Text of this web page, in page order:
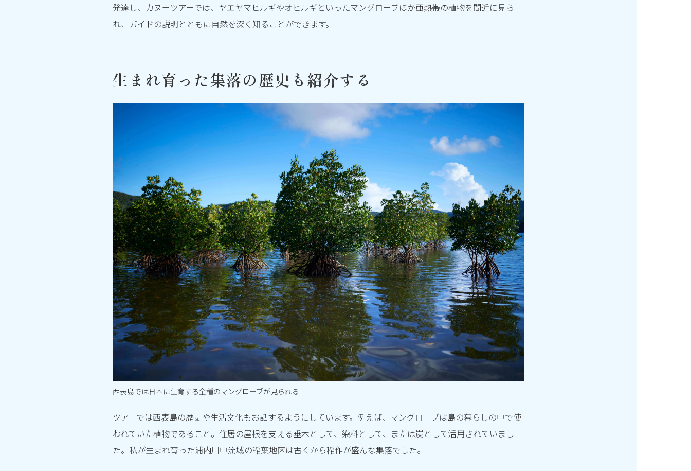
発達し、カヌーツアーでは、ヤエヤマヒルギやオヒルギといったマングローブほか亜熱帯の植物を間近に見ら
れ、ガイドの説明とともに自然を深く知ることができます。
生まれ育った集落の歴史も紹介する
西表島では日本に生育する全種のマングローブが見られる
ツアーでは西表島の歴史や生活文化もお話するようにしています。例えば、マングローブは島の暮らしの中で使
われていた植物であること。住居の屋根を支える垂木として、染料として、または炭として活用されていまし
た。私が生まれ育った浦内川中流域の稲葉地区は古くから稲作が盛んな集落でした。